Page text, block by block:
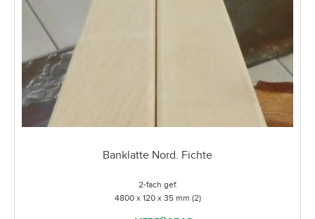
Banklatte Nord. Fichte
2-fach gef.
4800 x 120 x 35 mm (2)